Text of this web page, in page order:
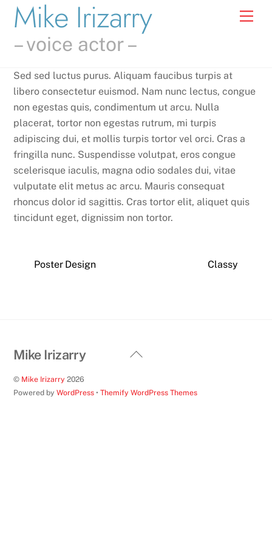
Skip
content
Mike Irizarry
– voice actor –
Sed sed luctus purus. Aliquam faucibus turpis at
libero consectetur euismod. Nam nunc lectus, congue
non egestas quis, condimentum ut arcu. Nulla
placerat, tortor non egestas rutrum, mi turpis
adipiscing dui, et mollis turpis tortor vel orci. Cras a
fringilla nunc. Suspendisse volutpat, eros congue
scelerisque iaculis, magna odio sodales dui, vitae
vulputate elit metus ac arcu. Mauris consequat
rhoncus dolor id sagittis. Cras tortor elit, aliquet quis
tincidunt eget, dignissim non tortor.
Poster Design Classy
Back
Mike Irizarry
© Mike Irizarry 2026
Powered byWordPress •Themify WordPress Themes